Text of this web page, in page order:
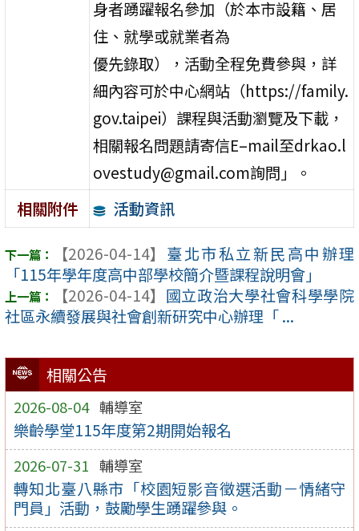
相關公告
2026-08-04 輔導室
樂齡學堂115年度第2期開始報名
2026-07-31 輔導室
轉知北臺八縣市「校園短影音徵選活動－情緒守
門員」活動，鼓勵學生踴躍參與。
身者踴躍報名參加（於本市設籍、居
住、就學或就業者為
優先錄取），活動全程免費參與，詳
細內容可於中心網站（https://family.
gov.taipei）課程與活動瀏覽及下載，
相關報名問題請寄信E–mail至drkao.l
ovestudy@gmail.com詢問」。
相關附件
活動資訊
【2026-04-14】 臺北市私立新民高中辦理
「115年學年度高中部學校簡介暨課程說明會」
【2026-04-14】 國立政治大學社會科學學院
社區永續發展與社會創新研究中心辦理「 ...